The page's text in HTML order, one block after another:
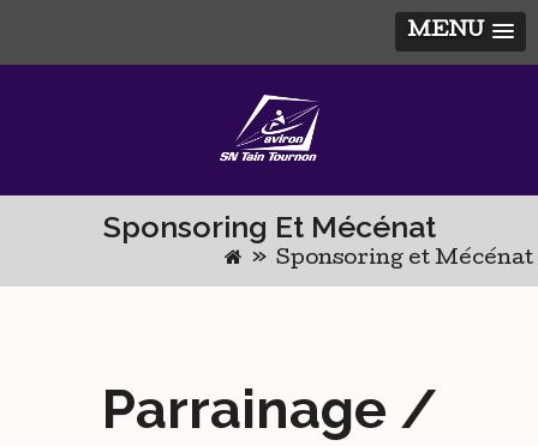
MENU
Sponsoring Et Mécénat
» Sponsoring et Mécénat
Parrainage /